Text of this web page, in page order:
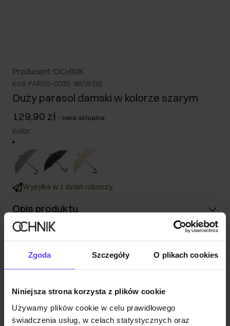
Zgoda Szczegóły O plikach cookies
Niniejsza strona korzysta z plików cookie
Używamy plików cookie w celu prawidłowego
świadczenia usług, w celach statystycznych oraz
Producent: OCHNIK
Kod: PARSD-0035-9B(W26)
Duży parasol damski w kolorze szarym
129,90 zł - cena aktualna
Kolor:
Wysyłka w 1 dzień roboczy
Opis produktu
Szczegóły
Opinie